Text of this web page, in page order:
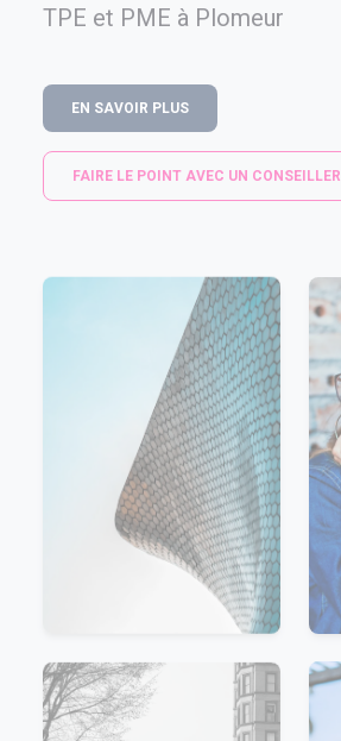
TPE et PME à Plomeur
EN SAVOIR PLUS
FAIRE LE POINT AVEC UN CONSEILLER